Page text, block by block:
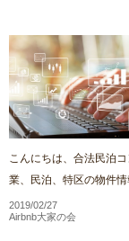
こんにちは、合法民泊
業、民泊、特区の物件
2019/02/27
Airbnb大家の会